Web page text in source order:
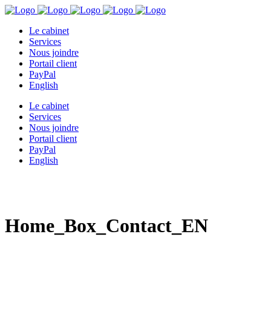
Le cabinet
Services
Nous joindre
Portail client
PayPal
English
Le cabinet
Services
Nous joindre
Portail client
PayPal
English
Home_Box_Contact_EN